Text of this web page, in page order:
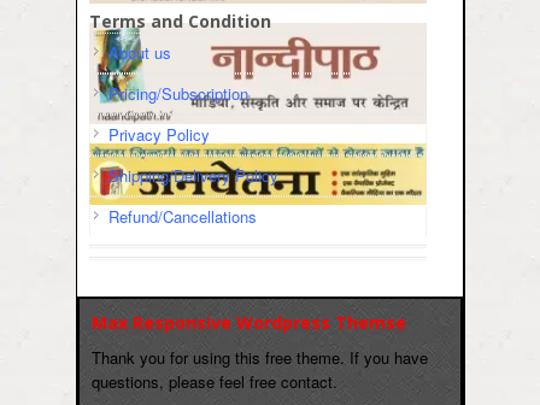
Terms and Condition
About us
Pricing/Subscription
Privacy Policy
Shipping/Delivery Policy
Refund/Cancellations
Max Responsive Wordpress Themse
Thank you for using this free theme. If you have
questions, please feel free contact.